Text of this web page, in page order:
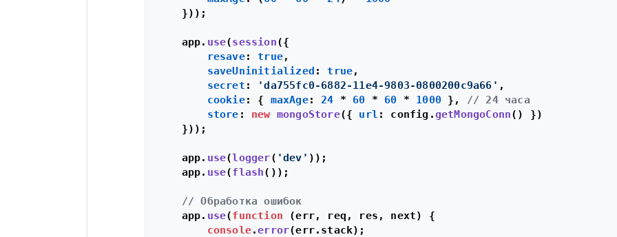
    }));
    app.
use(session({
resave: true,
saveUninitialized : true,
secret : 'da755fc0-6882-11e4-9803-0800200c9a66' ,
cookie: { maxAge: 24 * 60 * 60 * 1000 },
// 24 часа
store : new mongoStore({ url : config.getMongoConn() })
    }));
    app.
use(logger( 'dev' ));
    app.
use(flash());
// Обработка ошибок
    app.
use(function (err, req, res, next) {
console.error(err. stack);